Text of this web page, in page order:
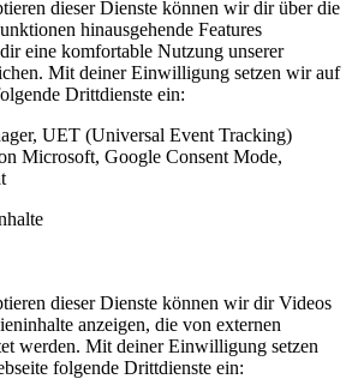
dieser Dienste können wir dir über die
hinausgehende Features
eine komfortable Nutzung unserer
Mit deiner Einwilligung setzen wir auf
Drittdienste ein:
UET (Universal Event Tracking)
Microsoft, Google Consent Mode,
dieser Dienste können wir dir Videos
anzeigen, die von externen
werden. Mit deiner Einwilligung setzen
folgende Drittdienste ein: